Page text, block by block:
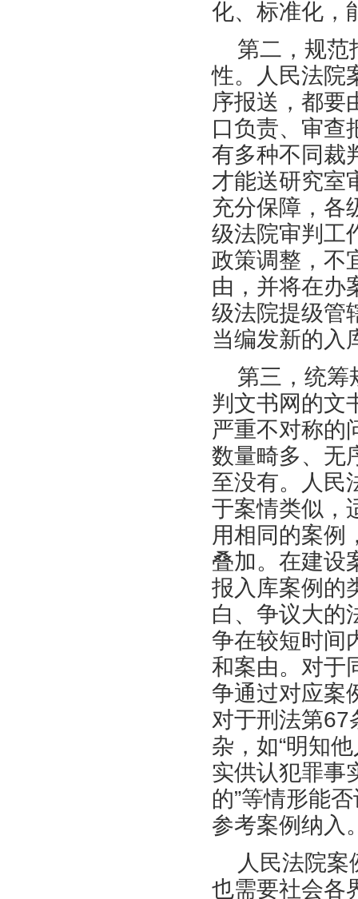
化、标准化，
第二，规范
性。人民法院
序报送，都要
口负责、审查
有多种不同裁
才能送研究室
充分保障，各
级法院审判工
政策调整，不
由，并将在办
级法院提级管
当编发新的入
第三，统筹
判文书网的文
严重不对称的
数量畸多、无
至没有。人民
于案情类似，
用相同的案例
叠加。在建设
报入库案例的
白、争议大的
争在较短时间
和案由。对于
争通过对应案
对于刑法第67
杂，如“明知
实供认犯罪事
的”等情形能
参考案例纳入
人民法院
也需要社会各